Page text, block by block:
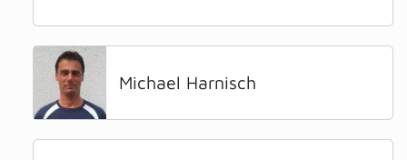
Michael Harnisch